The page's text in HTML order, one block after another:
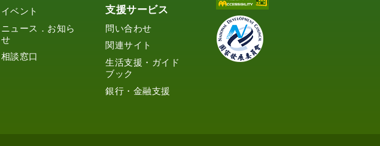
イベント
ニュース．お知ら
せ
相談窓口
支援サービス
問い合わせ
関連サイト
生活支援・ガイド
ブック
銀行・金融支援